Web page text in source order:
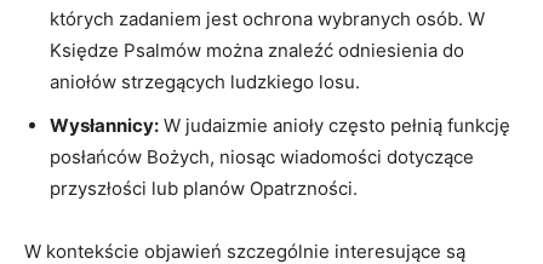
których zadaniem jest ochrona wybranych osób. W
Księdze Psalmów można znaleźć odniesienia do
aniołów strzegących ludzkiego losu.
Wysłannicy: W judaizmie anioły często pełnią funkcję
posłańców Bożych, niosąc wiadomości dotyczące
przyszłości lub planów Opatrzności.
W kontekście objawień szczególnie interesujące są